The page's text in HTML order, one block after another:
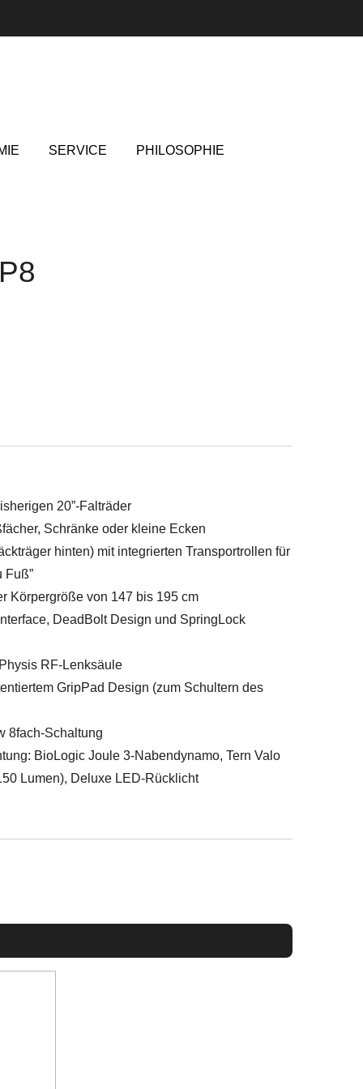
SERVICE PHILOSOPHIE
20”-Falträder
Schränke oder kleine Ecken
hinten) mit integrierten Transportrollen für
Fuß”
Körpergröße von 147 bis 195 cm
DeadBolt Design und SpringLock
RF-Lenksäule
GripPad Design (zum Schultern des
8fach-Schaltung
BioLogic Joule 3-Nabendynamo, Tern Valo
Lumen), Deluxe LED-Rücklicht